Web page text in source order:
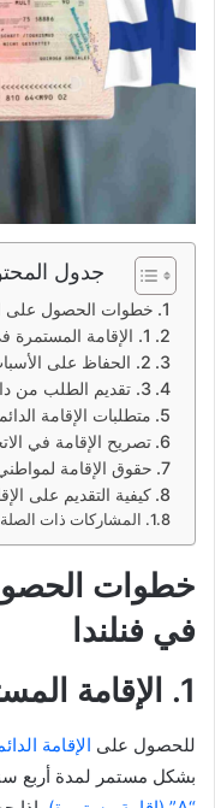
جدول
خطوات الحصول على
1. الإقامة المستمرة في فنلندا:
2. الحفاظ على الأسباب الموجبة للإقامة:
3. تقديم الطلب من داخل فنلندا:
متطلبات الإقامة
تصريح الإقامة في
حقوق الإقامة لمواطني
كيفية التقديم على
المشاركات ذات
خطوات الحصول
في فنلندا
1. الإقامة المستمرة في فنلندا:
للحصول على الإقامة
بشكل مستمر لمدة أربع